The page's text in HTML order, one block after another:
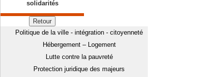
solidarités
Retour
Politique de la ville - intégration - citoyenneté
Hébergement – Logement
Lutte contre la pauvreté
Protection juridique des majeurs